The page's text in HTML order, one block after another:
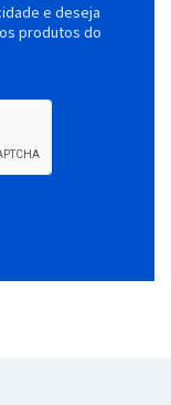
e deseja
produtos do